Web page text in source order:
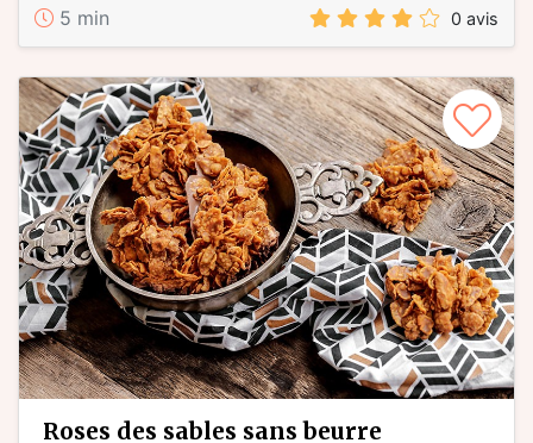
5 min 0 avis
roses des sables sans beurre